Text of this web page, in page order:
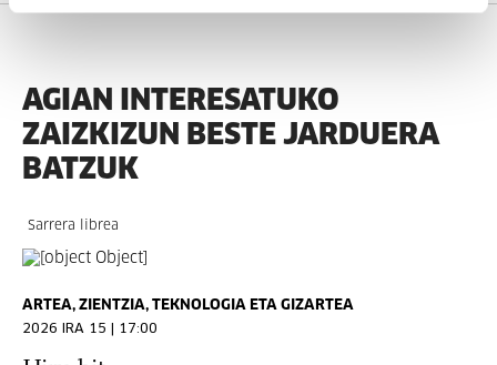
AGIAN INTERESATUKO
ZAIZKIZUN BESTE JARDUERA
BATZUK
Sarrera librea
ARTEA, ZIENTZIA, TEKNOLOGIA ETA GIZARTEA
2026 IRA 15 | 17:00